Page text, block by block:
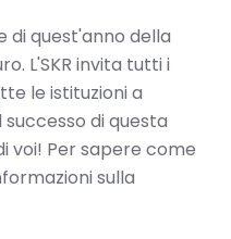
di quest'anno della
L'SKR invita tutti i
le istituzioni a
di questa
voi! Per sapere come
sulla